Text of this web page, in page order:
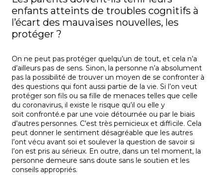
enfants atteints de troubles cognitifs à
l’écart des mauvaises nouvelles, les
protéger ?
On ne peut pas protéger quelqu’un de tout, et cela n’a
d’ailleurs pas de sens. Sinon, la personne n’a absolument
pas la possibilité de trouver un moyen de se confronter à
des questions qui font aussi partie de la vie. Si l’on veut
protéger son fils ou sa fille de menaces telles que celle
du coronavirus, il existe le risque qu’il ou elle y
soit confronté.e par une voie détournée ou par le biais
d’autres personnes. C’est très pernicieux et difficile. Cela
peut donner le sentiment désagréable que les autres
l’ont vécu avant soi et soulever la question de savoir si
l’on est pris au sérieux. En outre, dans un tel moment, la
personne demeure sans doute sans le soutien et les
conseils appropriés.